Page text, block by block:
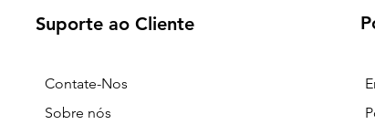
Suporte ao Cliente
Contate-Nos
Sobre nós